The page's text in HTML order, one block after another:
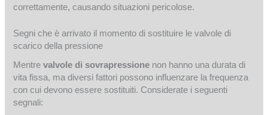
correttamente, causando situazioni pericolose.
Segni che è arrivato il momento di sostituire le valvole di
scarico della pressione
Mentrevalvole di sovrapressione non hanno una durata di
vita fissa, ma diversi fattori possono influenzare la frequenza
con cui devono essere sostituiti. Considerate i seguenti
segnali: